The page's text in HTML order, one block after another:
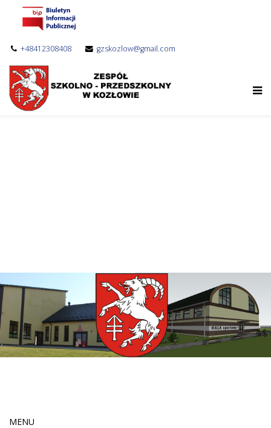
+48412308408 gzskozlow@gmail.com
MENU